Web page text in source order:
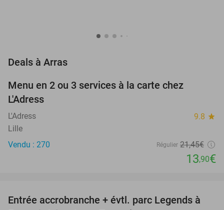
Deals à Arras
Menu en 2 ou 3 services à la carte chez
L'Adress
L'Adress 9.8 star
Lille
Vendu : 270
Régulier 21,45€
13,90€
17%
Entrée accrobranche + évtl. parc Legends à